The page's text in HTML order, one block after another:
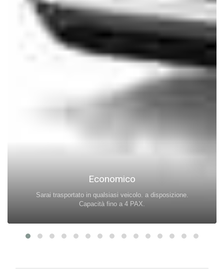
Economico
Sarai trasportato in qualsiasi veicolo. a disposizione.
Capacità fino a 4 PAX.